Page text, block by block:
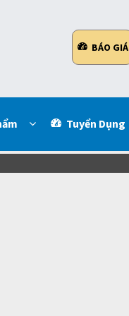
BÁO GIÁ
Tuyển Dụng